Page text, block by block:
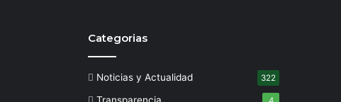
Categorias
Noticias y Actualidad 322